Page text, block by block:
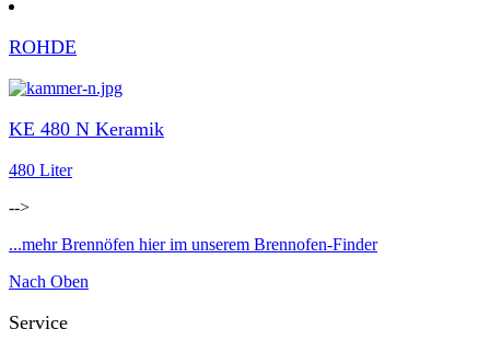
ROHDE
KE 480 N Keramik
480 Liter
-->
...mehr Brennöfen hier im unserem Brennofen-Finder
Nach Oben
Service